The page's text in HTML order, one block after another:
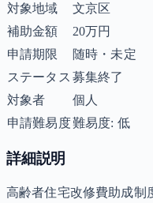
対象地域
文京区
補助金額
20万円
申請期限
随時・未定
ステータス 募集終了
対象者
個人
申請難易度難易度: 低
詳細説明
高齢者住宅改修費助成制